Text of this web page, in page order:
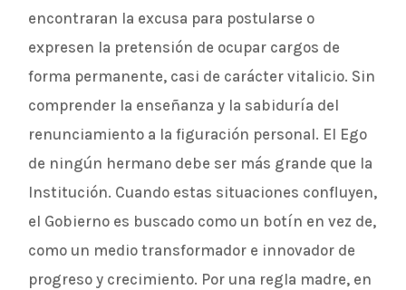
encontraran la excusa para postularse o
expresen la pretensión de ocupar cargos de
forma permanente, casi de carácter vitalicio. Sin
comprender la enseñanza y la sabiduría del
renunciamiento a la figuración personal. El Ego
de ningún hermano debe ser más grande que la
Institución. Cuando estas situaciones confluyen,
el Gobierno es buscado como un botín en vez de,
como un medio transformador e innovador de
progreso y crecimiento. Por una regla madre, en